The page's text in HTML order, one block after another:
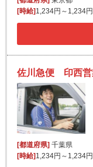
[時給]1,234円～1,234円
[都道府県] 千葉県
[時給] 1,234円～1,234円